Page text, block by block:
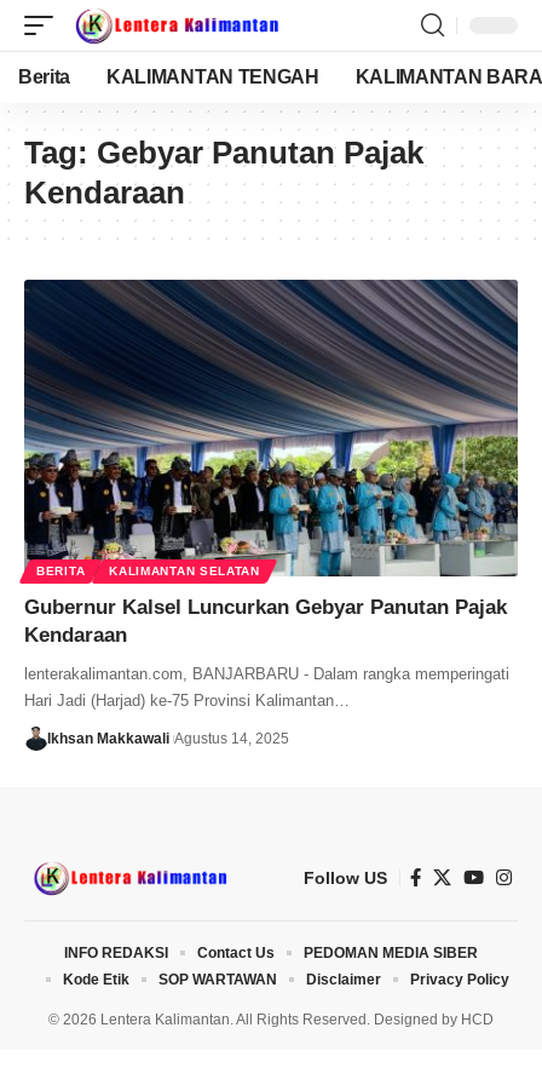
Berita KALIMANTAN TENGAH KALIMANTAN
Tag: Gebyar Panutan Pajak
Kendaraan
BERITA KALIMANTAN SELATAN
Gubernur Kalsel Luncurkan Gebyar Panutan Pajak
Kendaraan
lenterakalimantan.com, BANJARBARU - Dalam rangka memperingati
Hari Jadi (Harjad) ke-75 Provinsi Kalimantan…
Ikhsan Makkawali Agustus 14, 2025
Follow US
© 2026 Lentera Kalimantan. All Rights Reserved. Designed by HCD
INFO REDAKSI Contact Us
PEDOMAN MEDIA SIBER
Kode Etik
SOP WARTAWAN Disclaimer Privacy Policy